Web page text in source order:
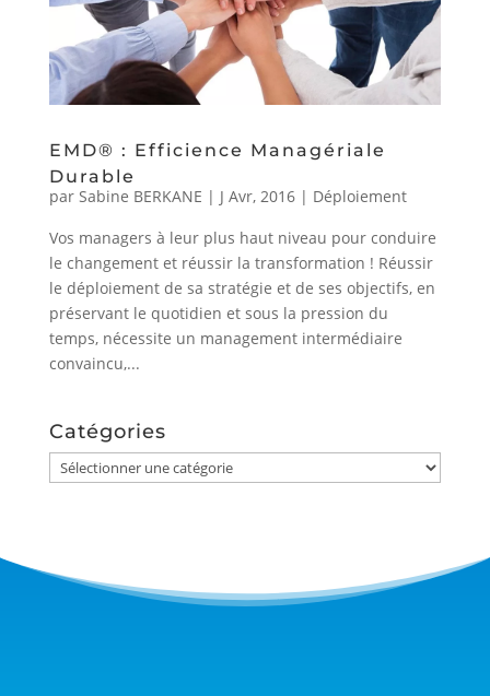
EMD® : Efficience Managériale
Durable
par Sabine BERKANE | J Avr, 2016| Déploiement
Vos managers à leur plus haut niveau pour conduire
le changement et réussir la transformation ! Réussir
le déploiement de sa stratégie et de ses objectifs, en
préservant le quotidien et sous la pression du
temps, nécessite un management intermédiaire
convaincu,...
Catégories
Catégories